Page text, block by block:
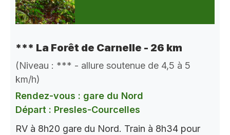
*** La Forêt de Carnelle - 26 km
(Niveau : *** - allure soutenue de 4,5 à 5
km/h)
Rendez-vous : gare du Nord
Départ : Presles-Courcelles
RV à 8h20 gare du Nord. Train à 8h34 pour